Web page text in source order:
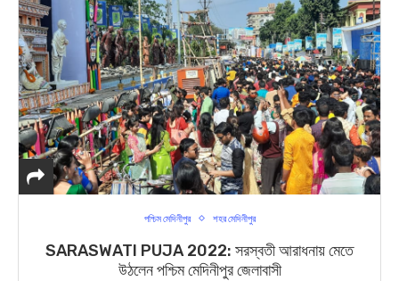
পশ্চিম মেদিনীপুর শহর মেদিনীপুর
SARASWATI PUJA 2022: সরস্বতী আরাধনায় মেতে
উঠলেন পশ্চিম মেদিনীপুর জেলাবাসী